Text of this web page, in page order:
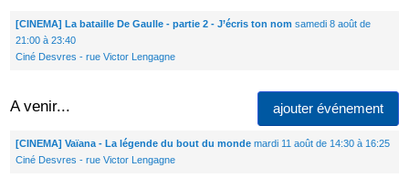
[CINEMA] La bataille De Gaulle - partie 2 - J’écris ton nom samedi 8 août de
21:00 à 23:40
Ciné Desvres - rue Victor Lengagne
A venir... ajouter événement
[CINEMA] Vaïana - La légende du bout du mondemardi 11 août de 14:30 à 16:25
Ciné Desvres - rue Victor Lengagne